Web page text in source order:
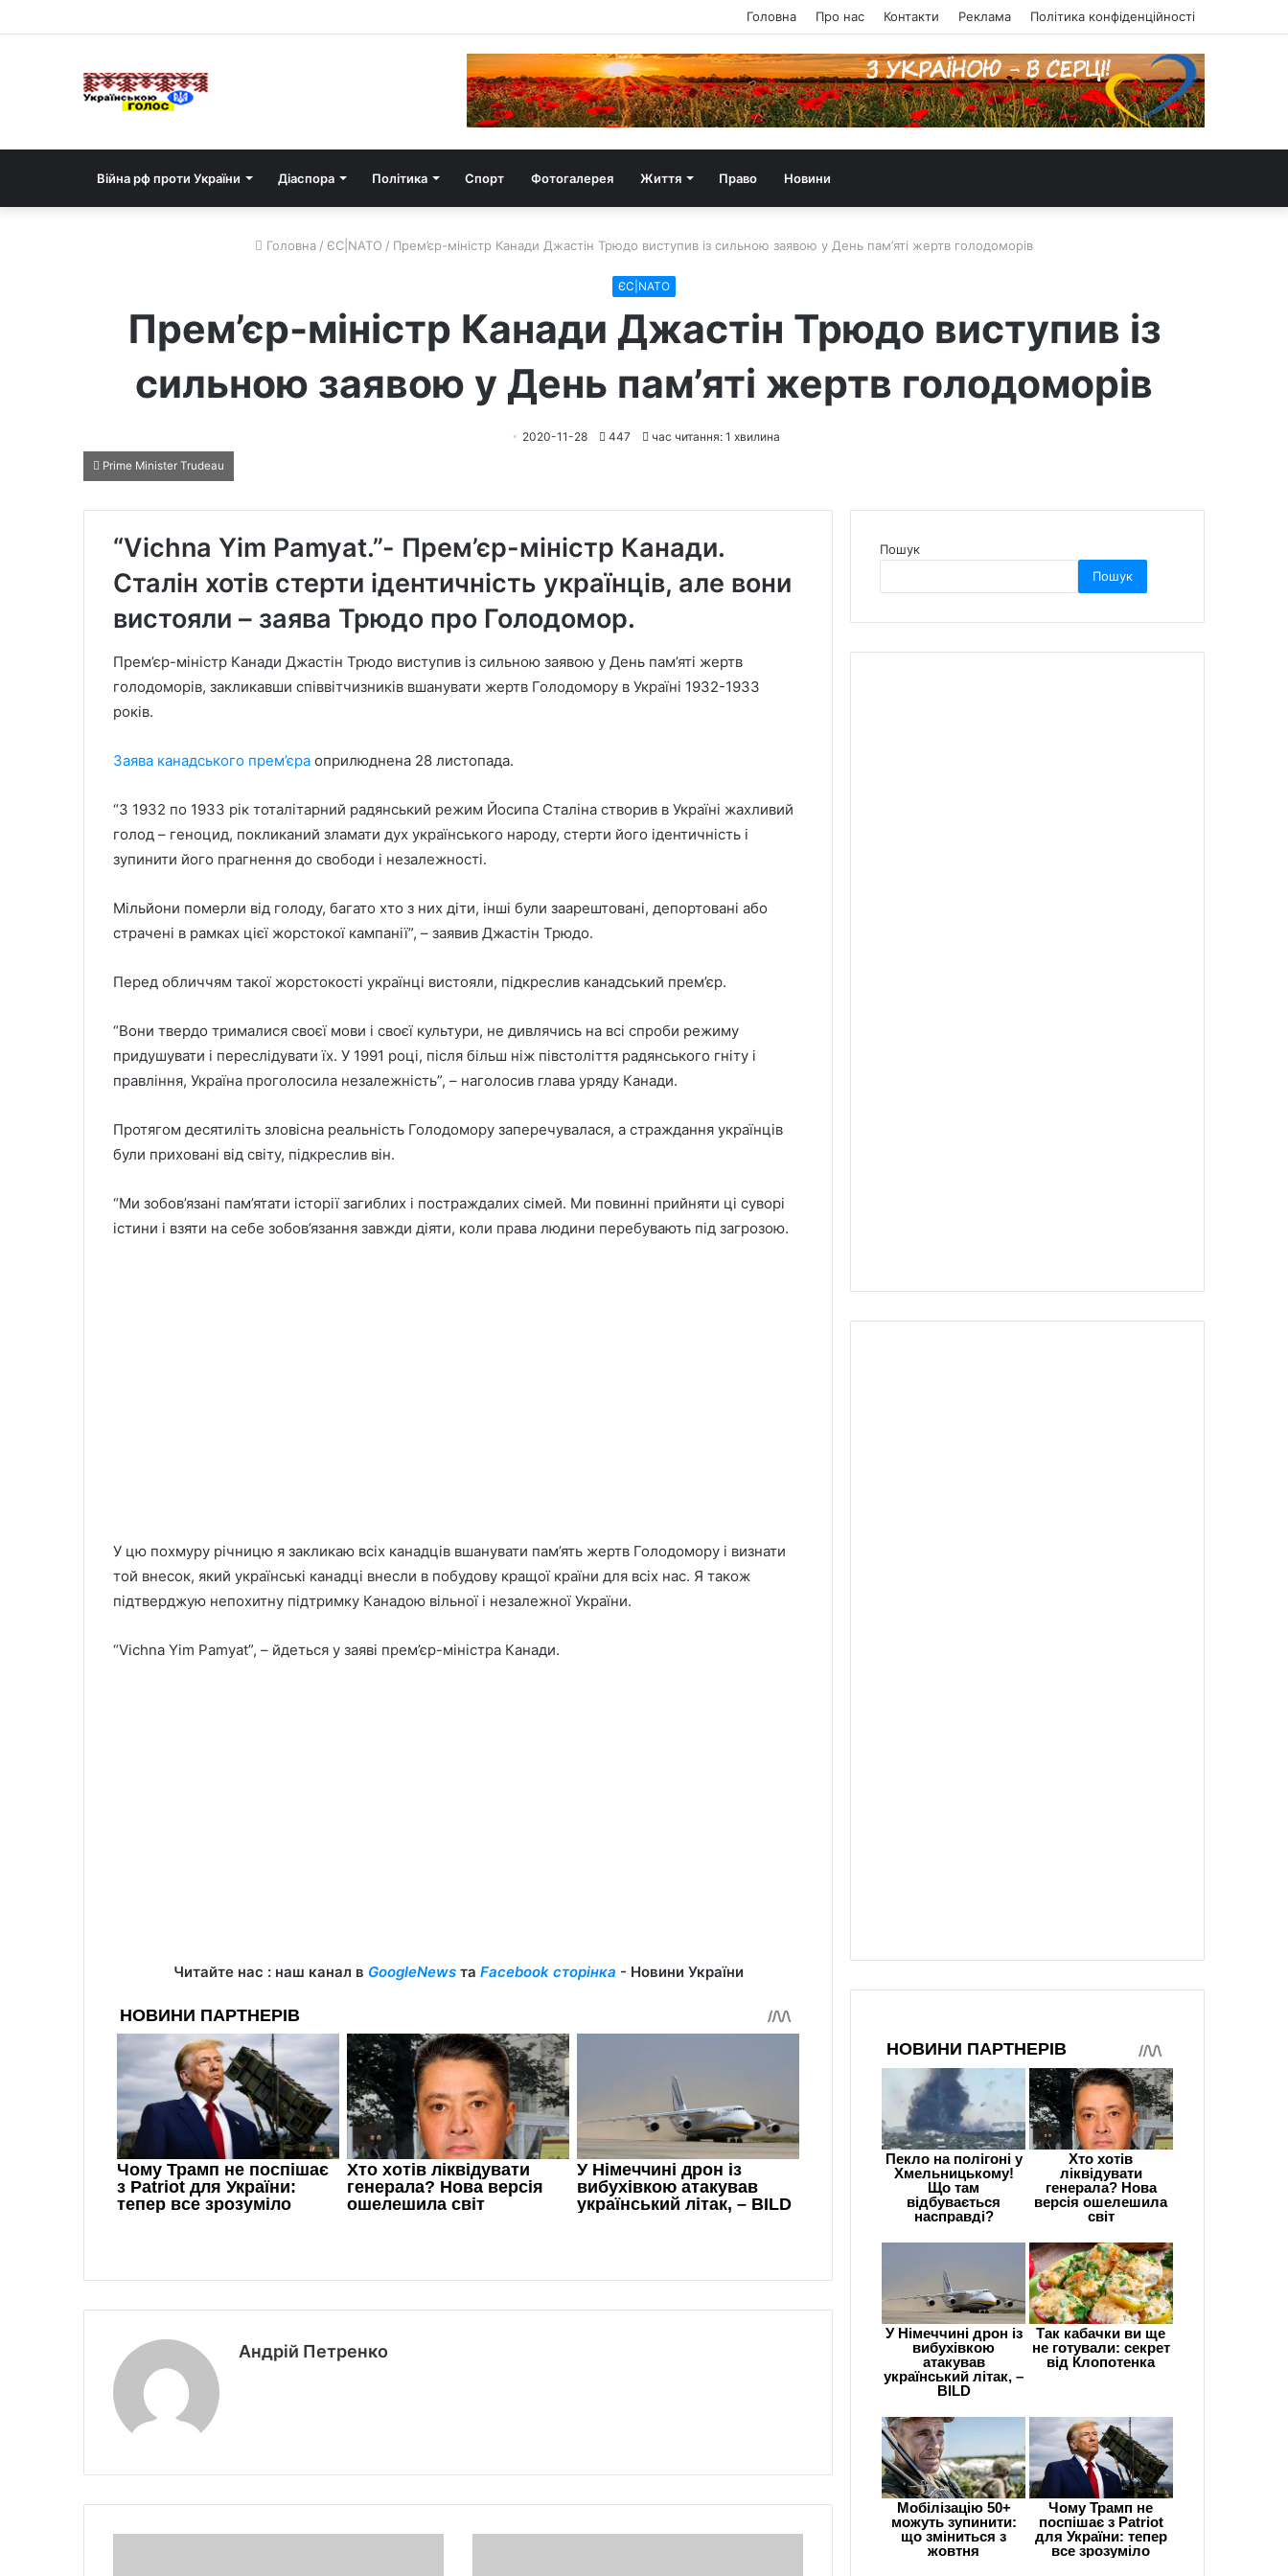
Головна Про нас Контакти Реклама Політика конфіденційності
Війна рф проти України Діаспора Політика Спорт Фотогалерея Життя Право Новини
Головна / ЄС|NATO / Прем’єр-міністр Канади Джастін Трюдо виступив із сильною заявою у День пам’яті жертв голодоморів
ЄС|NATO
Прем’єр-міністр Канади Джастін Трюдо виступив із
сильною заявою у День пам’яті жертв голодоморів
2020-11-28 447 час читання: 1 хвилина
Prime Minister Trudeau
“Vichna Yim Pamyat.”- Прем’єр-міністр Канади.
Сталін хотів стерти ідентичність українців, але вони
вистояли – заява Трюдо про Голодомор.
Прем’єр-міністр Канади Джастін Трюдо виступив із сильною заявою у День пам’яті жертв
голодоморів, закликавши співвітчизників вшанувати жертв Голодомору в Україні 1932-1933
років.
Заява канадського прем’єра оприлюднена 28 листопада.
“З 1932 по 1933 рік тоталітарний радянський режим Йосипа Сталіна створив в Україні жахливий
голод – геноцид, покликаний зламати дух українського народу, стерти його ідентичність і
зупинити його прагнення до свободи і незалежності.
Мільйони померли від голоду, багато хто з них діти, інші були заарештовані, депортовані або
страчені в рамках цієї жорстокої кампанії”, – заявив Джастін Трюдо.
Перед обличчям такої жорстокості українці вистояли, підкреслив канадський прем’єр.
“Вони твердо трималися своєї мови і своєї культури, не дивлячись на всі спроби режиму
придушувати і переслідувати їх. У 1991 році, після більш ніж півстоліття радянського гніту і
правління, Україна проголосила незалежність”, – наголосив глава уряду Канади.
Протягом десятиліть зловісна реальність Голодомору заперечувалася, а страждання українців
були приховані від світу, підкреслив він.
“Ми зобов’язані пам’ятати історії загиблих і постраждалих сімей. Ми повинні прийняти ці суворі
істини і взяти на себе зобов’язання завжди діяти, коли права людини перебувають під загрозою.
У цю похмуру річницю я закликаю всіх канадців вшанувати пам’ять жертв Голодомору і визнати
той внесок, який українські канадці внесли в побудову кращої країни для всіх нас. Я також
підтверджую непохитну підтримку Канадою вільної і незалежної України.
“Vichna Yim Pamyat”, – йдеться у заяві прем’єр-міністра Канади.
Читайте нас : наш канал в GoogleNewsта Facebook сторінка - Новини України
Андрій Петренко
Пошук
Пошук